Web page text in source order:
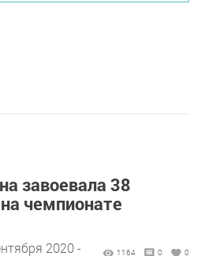
завоевала 38
чемпионате
2020 -
1164 0 0